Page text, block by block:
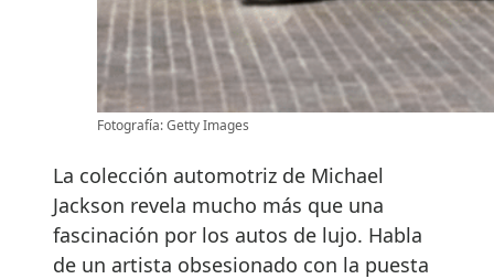
Fotografía: Getty Images
La colección automotriz de Michael
Jackson revela mucho más que una
fascinación por los autos de lujo. Habla
de un artista obsesionado con la puesta